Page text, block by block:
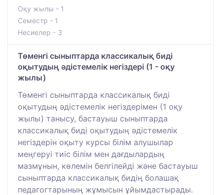
Оқу жылы - 1
Семестр - 1
Несиелер - 3
Төменгі сыныптарда классикалық биді
оқытудың әдістемелік негіздері (1 - оқу
жылы)
Төменгі сыныптарда классикалық биді
оқытудың әдістемелік негіздерімен (1 оқу
жылы) танысу, бастауыш сыныптарда
классикалық биді оқытудың әдістемелік
негіздерін оқыту курсы білім алушылар
меңгеруі тиіс білім мен дағдылардың
мазмұнын, көлемін белгілейді және бастауыш
сыныптарда классикалық бидің болашақ
педагогтарының жұмысын ұйымдастырады.